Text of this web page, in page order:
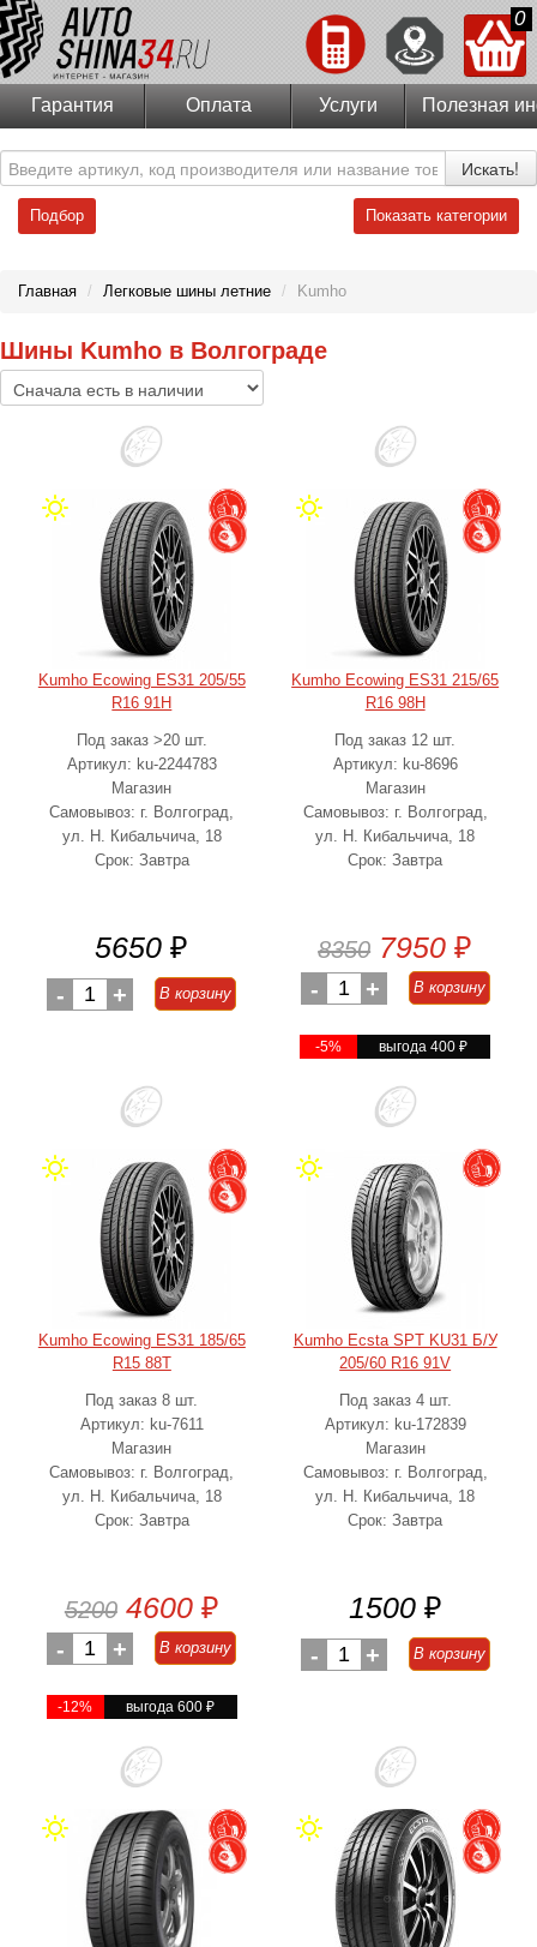
0
Гарантия Оплата Услуги Полезная
Искать!
Подбор Показать категории
Главная / Легковые шины летние / Kumho
Шины Kumho в Волгограде
Kumho Ecowing ES31 205/55
R16 91H
Под заказ >20 шт.
Артикул: ku-2244783
Магазин
Самовывоз: г. Волгоград,
ул. Н. Кибальчича, 18
Срок: Завтра
5650 ₽
- 1 + В корзину
Kumho Ecowing ES31 215/65
R16 98H
Под заказ 12 шт.
Артикул: ku-8696
Магазин
Самовывоз: г. Волгоград,
ул. Н. Кибальчича, 18
Срок: Завтра
8350 7950 ₽
- 1 + В корзину
-5% выгода 400₽
Kumho Ecowing ES31 185/65
R15 88T
Под заказ 8 шт.
Артикул: ku-7611
Магазин
Самовывоз: г. Волгоград,
ул. Н. Кибальчича, 18
Срок: Завтра
5200 4600 ₽
- 1 + В корзину
-12% выгода 600₽
Kumho Ecsta SPT KU31 Б/У
205/60 R16 91V
Под заказ 4 шт.
Артикул: ku-172839
Магазин
Самовывоз: г. Волгоград,
ул. Н. Кибальчича, 18
Срок: Завтра
1500 ₽
- 1 + В корзину